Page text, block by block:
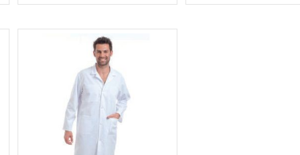
client